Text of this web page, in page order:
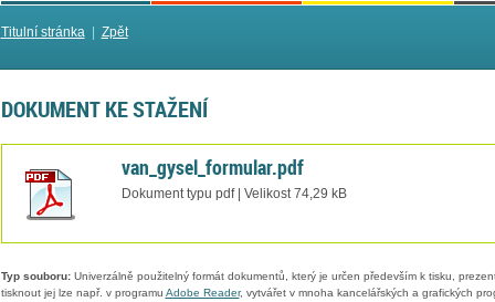
Titulní stránka| Zpět
DOKUMENT KE STAŽENÍ
van_gysel_formular.pdf
Dokument typu pdf | Velikost 74,29 kB
Typ souboru:Univerzálně použitelný formát dokumentů, který je určen především k tisku,
tisknout jej lze např. v programu Adobe Reader, vytvářet v mnoha kancelářských a grafických